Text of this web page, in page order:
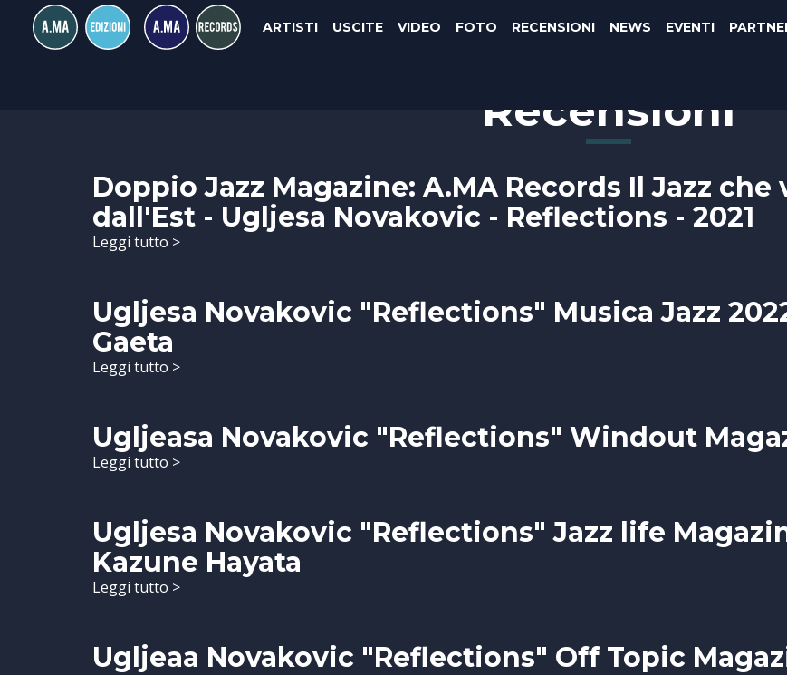
ARTISTI USCITE VIDEO FOTO RECENSIONI NEWS EVENTI
Recensioni
Doppio Jazz Magazine: A.MA Records Il Jazz che
dall'Est - Ugljesa Novakovic - Reflections - 2021
Leggi tutto >
Ugljesa Novakovic "Reflections" Musica Jazz
Gaeta
Leggi tutto >
Ugljeasa Novakovic "Reflections" Windout
Leggi tutto >
Ugljesa Novakovic "Reflections" Jazz life
Kazune Hayata
Leggi tutto >
Ugljeaa Novakovic "Reflections" Off Topic